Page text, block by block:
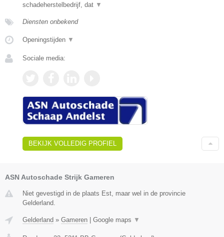
schadeherstelbedrijf, dat ▼
Diensten onbekend
Openingstijden ▼
Sociale media:
BEKIJK VOLLEDIG PROFIEL
ASN Autoschade Strijk Gameren
Niet gevestigd in de plaats Est, maar wel in de provincie
Gelderland.
Gelderland » Gameren Google maps ▼